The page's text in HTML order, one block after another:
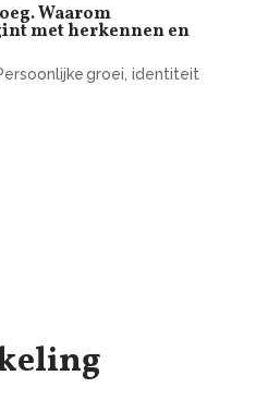
Waarom
met herkennen en
groei, identiteit